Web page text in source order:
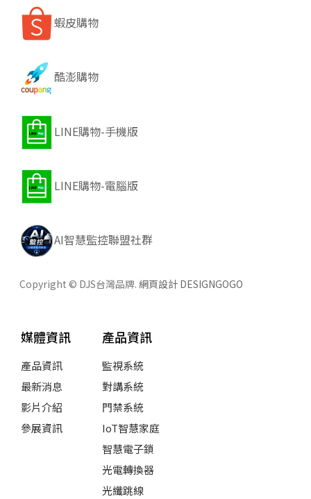
蝦皮購物
酷澎購物
LINE購物-手機版
LINE購物-電腦版
AI智慧監控聯盟社群
Copyright © DJS台灣品牌. 網頁設計 DESIGNGOGO
媒體資訊
產品資訊
最新消息
影片介紹
參展資訊
產品資訊
監視系統
對講系統
門禁系統
IoT智慧家庭
智慧電子鎖
光電轉換器
光纖跳線